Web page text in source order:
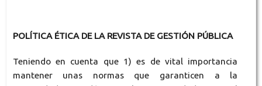
POLÍTICA ÉTICA DE LA REVISTA DE GESTIÓN PÚBLICA
Teniendo en cuenta que 1) es de vital importancia
mantener unas normas que garanticen a la